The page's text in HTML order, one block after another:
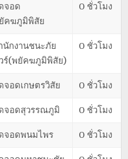
จอด
คฆภูมิพิสัย
0 ชั่วโมง
นักงานชนะภัย
ร์(พยัคฆภูมิพิสัย)
0 ชั่วโมง
จอดเกษตรวิสัย 0 ชั่วโมง
จอดสุวรรณภูมิ 0 ชั่วโมง
จอดพนมไพร 0 ชั่วโมง